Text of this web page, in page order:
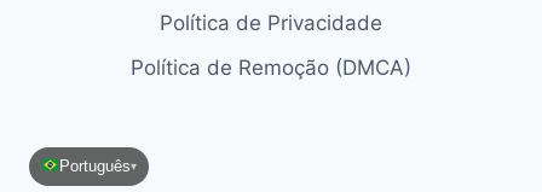
Política de Privacidade
Política de Remoção (DMCA)
Português▾